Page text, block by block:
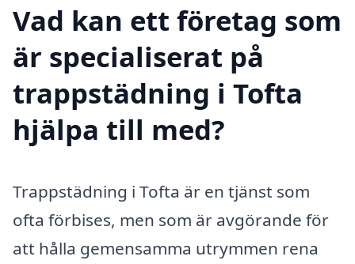
Vad kan ett företag som
är specialiserat på
trappstädning i Tofta
hjälpa till med?
Trappstädning i Tofta är en tjänst som
ofta förbises, men som är avgörande för
att hålla gemensamma utrymmen rena